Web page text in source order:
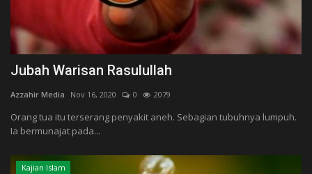
Jubah Warisan Rasulullah
Azzahir Media Nov 16, 2020 0 2079
Orang tua itu terserang penyakit aneh. Sebagian tubuhnya lumpuh.
Ia bermunajat pada...
Kajian Islam